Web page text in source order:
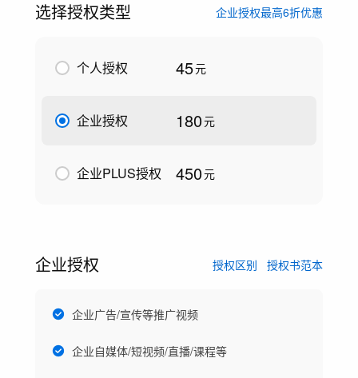
选择授权类型 企业授权最高6折优惠
个人授权 45元
企业授权 180元
企业PLUS授权 450元
企业授权 授权区别 授权书范本
企业广告/宣传等推广视频
企业自媒体/短视频/直播/课程等